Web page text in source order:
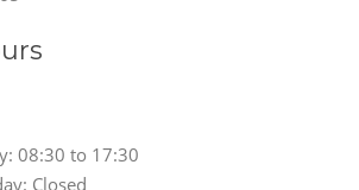
08:30 to 17:30
Closed